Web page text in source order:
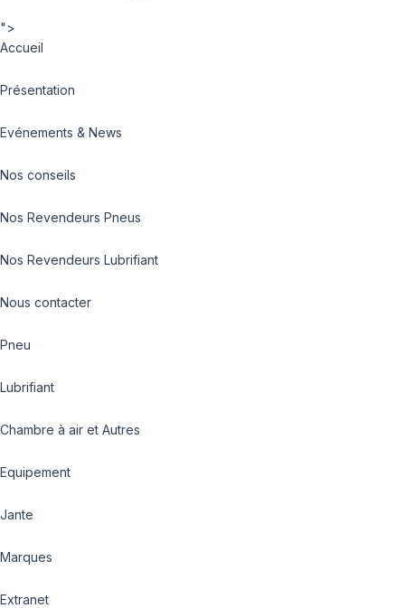
">
Accueil
Présentation
Evénements & News
Nos conseils
Nos Revendeurs Pneus
Nos Revendeurs Lubrifiant
Nous contacter
Pneu
Lubrifiant
Chambre à air et Autres
Equipement
Jante
Marques
Extranet